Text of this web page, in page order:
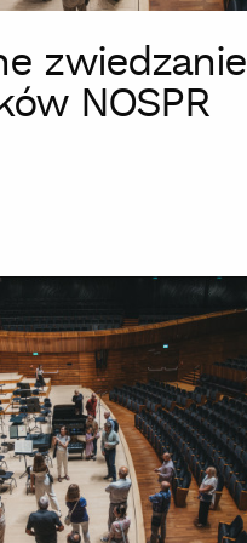
zwiedzanie
NOSPR